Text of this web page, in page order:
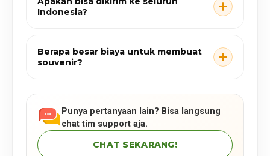
Indonesia?
Berapa besar biaya untuk membuat
souvenir?
Punya pertanyaan lain? Bisa langsung
chat tim support aja.
CHAT SEKARANG!